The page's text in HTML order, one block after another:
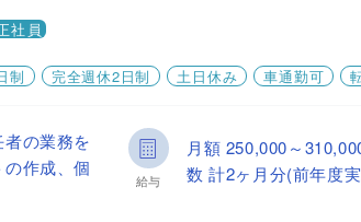
社員
制 完全週休2日制 土日休み 車通勤可
の業務を
作成、個
給与
月額 250,000～
数 計2ヶ月分(前年度